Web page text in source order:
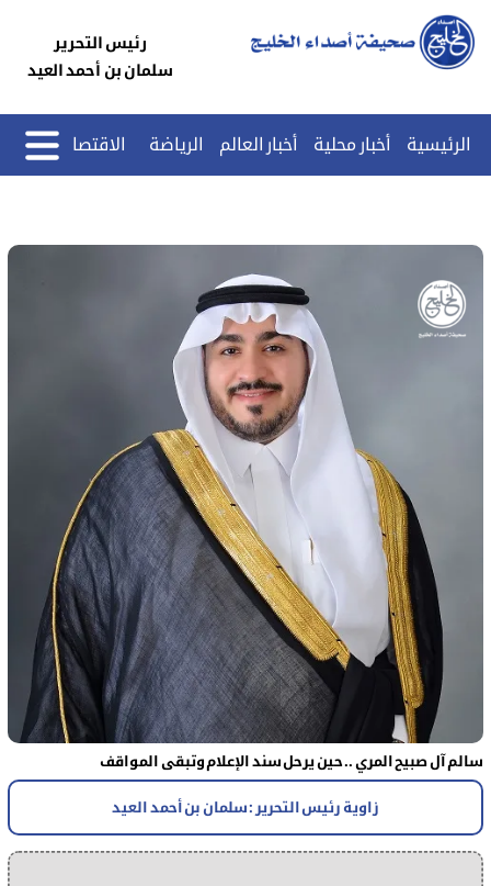
رئيس التحرير
سلمان بن أحمد العيد
الرئيسية أخبار محلية أخبار العالم الرياضة الاقتصاد
سالم آل صبيح المري .. حين يرحل سند الإعلام وتبقى المواقف
زاوية رئيس التحرير : سلمان بن أحمد العيد